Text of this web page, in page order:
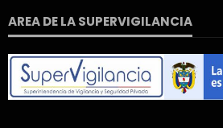
AREA DE LA SUPERVIGILANCIA